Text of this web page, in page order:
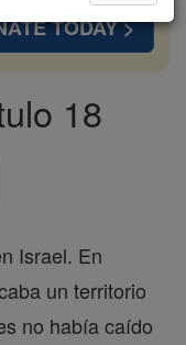
TODAY >
18
Israel. En
un territorio
no había caído